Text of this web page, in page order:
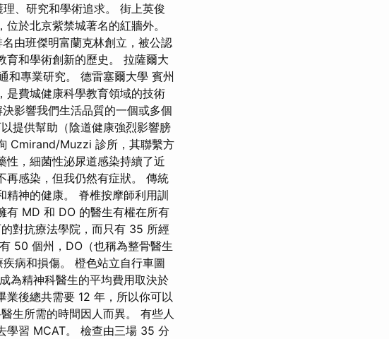
、研究和學術追求。 街上英俊
於北京紫禁城著名的紅牆外。
由班傑明富蘭克林創立，被公認
育和學術創新的歷史。 拉薩爾大
和專業研究。 德雷塞爾大學 賓州
是費城健康科學教育領域的技術
影響我們生活品質的一個或多個
提供幫助（陰道健康強烈影響膀
Cmirand/Muzzi 診所，其聯繫方
性，細菌性泌尿道感染持續了近
再感染，但我仍然有症狀。 傳統
精神的健康。 脊椎按摩師利用訓
有 MD 和 DO 的醫生有權在所有
對抗療法學院，而只有 35 所經
50 個州，DO（也稱為整骨醫生
病和損傷。 橙色站立自行車圖
為精神科醫生的平均費用取決於
後總共需要 12 年，所以你可以
生所需的時間因人而異。 有些人
學習 MCAT。 檢查由三場 35 分